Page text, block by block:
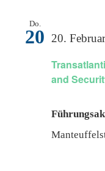
Do.
20
and
20.